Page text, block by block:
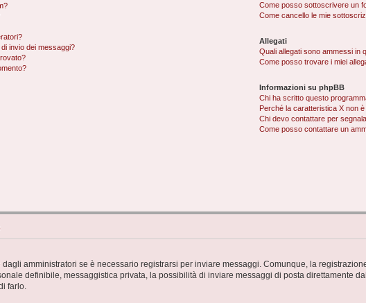
di invio dei messaggi?
Come posso sottoscrivere un
Come cancello le mie
Allegati
Quali allegati sono ammessi in
Come posso trovare i miei
Informazioni su phpBB
Chi ha scritto questo
Perché la caratteristica X non è
Chi devo contattare per
Come posso contattare un
amministratori se è necessario registrarsi per inviare messaggi. Comunque, la
definibile, messaggistica privata, la possibilità di inviare messaggi di posta direttamente
farlo.